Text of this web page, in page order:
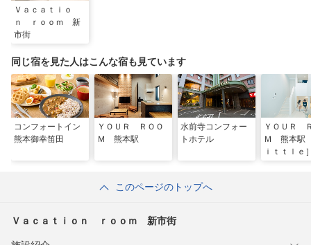
Ｖａｃａｔｉｏ
ｎ ｒｏｏｍ 新
市街
同じ宿を見た人はこんな宿も見ています
コンフォートイン
熊本御幸笛田
ＹＯＵＲ ＲＯＯ
Ｍ 熊本駅
水前寺コンフォー
トホテル
ＹＯＵＲ
Ｍ 熊本駅
ｉｔｔｌｅ
このページのトップへ
Ｖａｃａｔｉｏｎ ｒｏｏｍ 新市街